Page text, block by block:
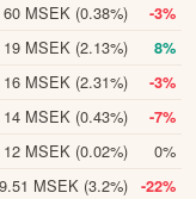
personlig
kvartalsrapport
fel eller
välkommen att
60 MSEK (0.38%) -3%
19 MSEK (2.13%) 8%
16 MSEK (2.31%) -3%
14 MSEK (0.43%) -7%
12 MSEK (0.02%)
0%
9.51 MSEK (3.2%) -22%